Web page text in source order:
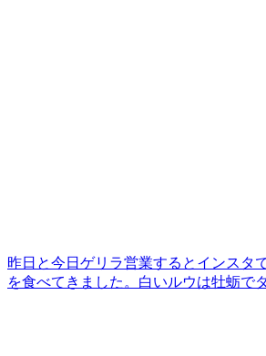
昨日と今日ゲリラ営業するとインスタ
を食べてきました。白いルウは牡蛎で